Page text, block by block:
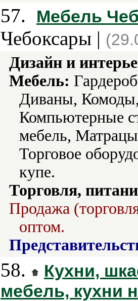
57. Мебель
Чебоксары |
Дизайн и
Мебель:
Диваны,
Компьютерные
мебель,
Торговое
купе.
Торговля,
Продажа
оптом.
58.
Кухни,
мебель, кухни